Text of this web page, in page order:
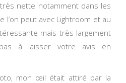
nette notamment dans les
l’on peut avec Lightroom et au
mais très largement
pas à laisser votre avis en
mon œil était attiré par la